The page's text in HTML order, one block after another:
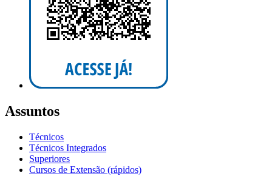
Assuntos
Técnicos
Técnicos Integrados
Superiores
Cursos de Extensão (rápidos)